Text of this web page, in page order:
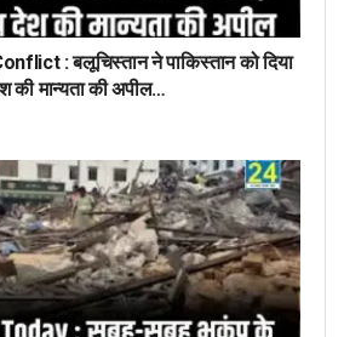
: बलूचिस्तान ने पाकिस्तान को दिया
की मान्यता की अपील…